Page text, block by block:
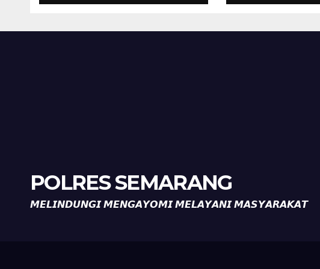
Perkuat
Perkuat
POLRES SEMARANG
𝙈𝙀𝙇𝙄𝙉𝘿𝙐𝙉𝙂𝙄 𝙈𝙀𝙉𝙂𝘼𝙔𝙊𝙈𝙄 𝙈𝙀𝙇𝘼𝙔𝘼𝙉𝙄 𝙈𝘼𝙎𝙔𝘼𝙍𝘼𝙆𝘼𝙏